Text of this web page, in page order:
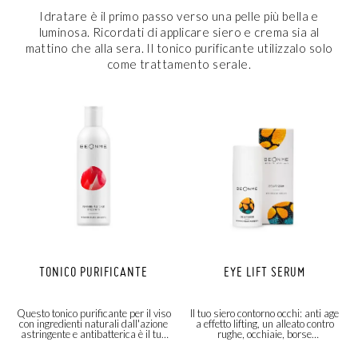
Idratare è il primo passo verso una pelle più bella e
luminosa. Ricordati di applicare siero e crema sia al
mattino che alla sera. Il tonico purificante utilizzalo solo
come trattamento serale.
TONICO PURIFICANTE
Questo tonico purificante per il viso
con ingredienti naturali dall'azione
astringente e antibatterica è il tuo
EYE LIFT SERUM
Il tuo siero contorno occhi: anti age
a effetto lifting, un alleato contro
rughe, occhiaie, borse
CONTINUA LO SHOPPING